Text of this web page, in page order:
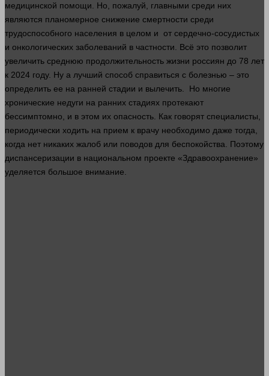
медицинской помощи. Но, пожалуй, главными среди них
являются планомерное снижение смертности среди
трудоспособного населения в целом и от сердечно-сосудистых
и онкологических заболеваний в частности. Всё это позволит
увеличить среднюю продолжительность жизни россиян до 78 лет
к 2024 году. Ну а лучший способ справиться с болезнью – это
определить ее на ранней стадии и вылечить. Но многие
хронические недуги на ранних стадиях протекают
бессимптомно, и в этом их опасность. Как говорят специалисты,
периодически ходить на прием к врачу необходимо даже тогда,
когда нет никаких жалоб или поводов для беспокойства. Поэтому
диспансеризации в национальном проекте «Здравоохранение»
уделяется большое внимание